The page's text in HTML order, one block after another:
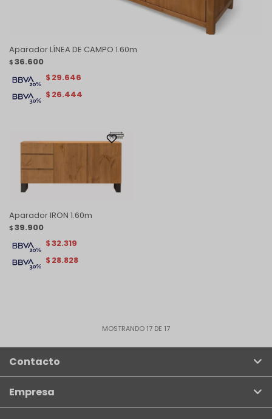
Aparador LÍNEA DE CAMPO 1.60m
$ 36.600
$ 26.444
$ 29.646
Aparador IRON 1.60m
$ 39.900
$ 28.828
$32.319
MOSTRANDO 17 DE 17
Contacto
Empresa